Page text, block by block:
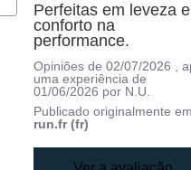
Perfeitas em leveza e
conforto na
performance.
Opiniões de02/07/2026 ,
uma experiência de
01/06/2026 por N.U.
Publicado originalmente
run.fr (fr)